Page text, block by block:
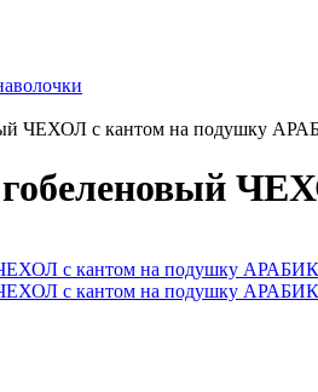
ЧЕХОЛ с кантом на подушку
гобеленовый